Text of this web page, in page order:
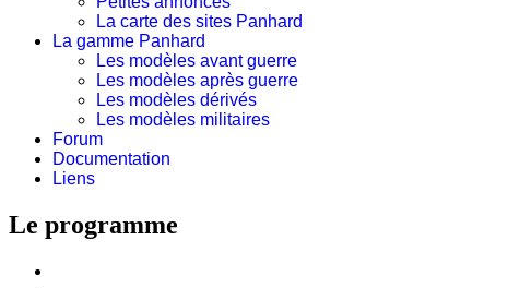
La carte des sites Panhard
La gamme Panhard
Les modèles avant guerre
Les modèles après guerre
Les modèles dérivés
Les modèles militaires
Forum
Documentation
Liens
Le programme